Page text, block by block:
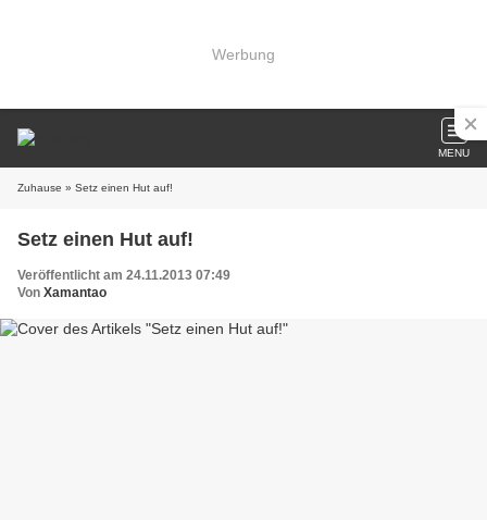
Werbung
MENU
Zuhause » Setz einen Hut auf!
Setz einen Hut auf!
Veröffentlicht am 24.11.2013 07:49
Von Xamantao